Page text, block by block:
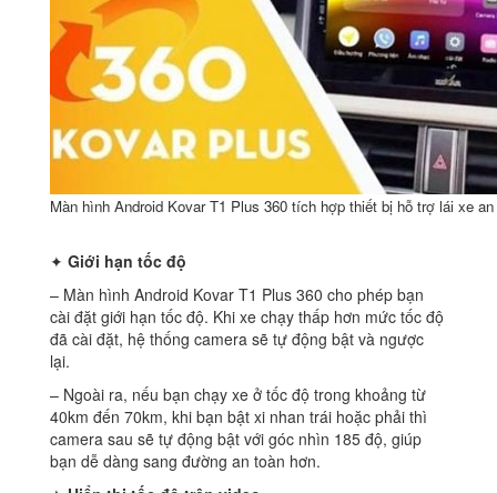
Màn hình Android Kovar T1 Plus 360 tích hợp thiết bị hỗ trợ lái xe
✦ Giới hạn tốc độ
– Màn hình Android Kovar T1 Plus 360 cho phép bạn
cài đặt giới hạn tốc độ. Khi xe chạy thấp hơn mức tốc độ
đã cài đặt, hệ thống camera sẽ tự động bật và ngược
lại.
– Ngoài ra, nếu bạn chạy xe ở tốc độ trong khoảng từ
40km đến 70km, khi bạn bật xi nhan trái hoặc phải thì
camera sau sẽ tự động bật với góc nhìn 185 độ, giúp
bạn dễ dàng sang đường an toàn hơn.